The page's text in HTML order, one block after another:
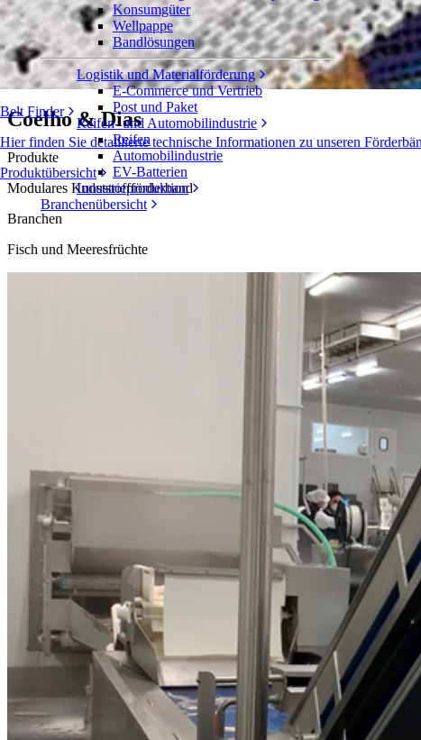
Belt Finder
Hier finden Sie detaillierte technische Informationen zu unseren
Produktübersicht
Konsumgüter
Wellpappe
Bandlösungen
Logistik und Materialförderung
E-Commerce und Vertrieb
Post und Paket
Reifen- und Automobilindustrie
Reifen
Automobilindustrie
EV-Batterien
Industrieproduktion
Branchenübersicht
Portugiesisches Meeresfrüchte-Werk
Förderbändern
Fallstudie
Coelho & Dias
Produkte
Modulares Kunststoffförderband
Branchen
Fisch und Meeresfrüchte